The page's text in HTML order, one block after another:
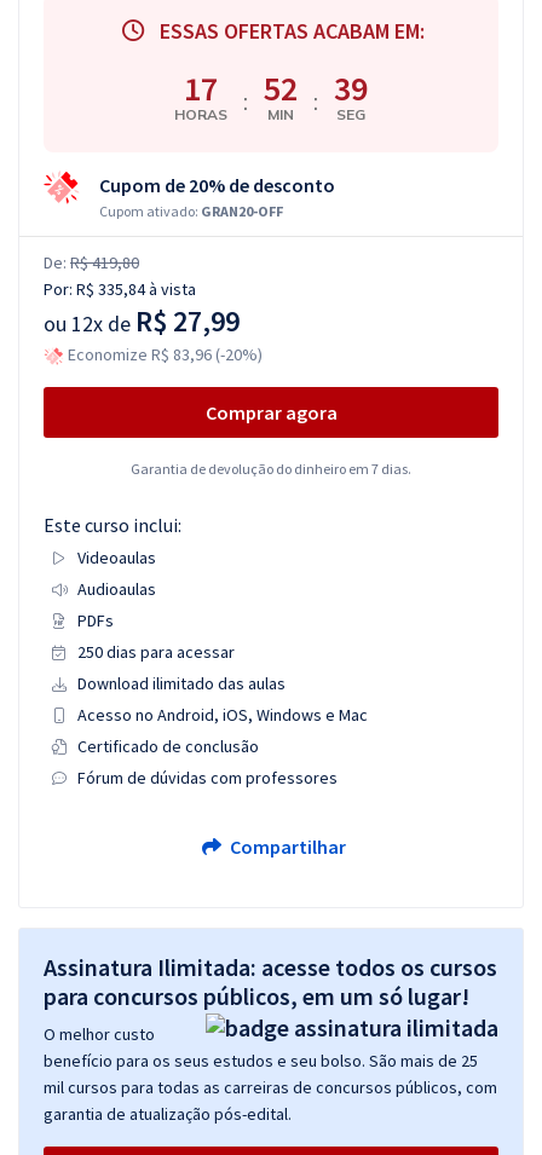
ESSAS OFERTAS ACABAM EM:
17
HORAS : 52
MIN : 38
SEG
Cupom de 20% de desconto
Cupom ativado: GRAN20-OFF
De: R$ 419,80
Por: R$ 335,84à vista
ou 12x de R$ 27,99
Economize R$ 83,96 (-20%)
Comprar agora
Garantia de devolução do dinheiro em 7 dias.
Este curso inclui:
Videoaulas
Audioaulas
PDFs
250 dias para acessar
Download ilimitado das aulas
Acesso no Android, iOS, Windows e Mac
Certificado de conclusão
Fórum de dúvidas com professores
Compartilhar
Assinatura Ilimitada: acesse todos os cursos
para concursos públicos, em um só lugar!
O melhor custo
benefício para os seus estudos e seu bolso. São mais de 25
mil cursos para todas as carreiras de concursos públicos, com
garantia de atualização pós-edital.